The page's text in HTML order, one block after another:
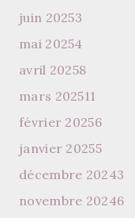
juin 20253
mai 20254
avril 20258
mars 202511
février 20256
janvier 20255
décembre 20243
novembre 20246